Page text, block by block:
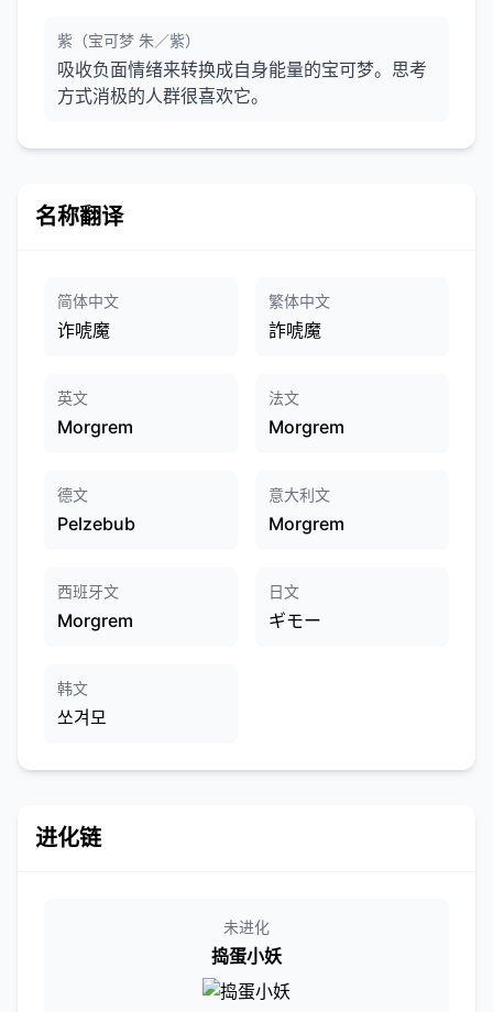
紫（宝可梦 朱／紫）
吸收负面情绪来转换成自身能量的宝可梦。思考
方式消极的人群很喜欢它。
名称翻译
简体中文
诈唬魔
繁体中文
詐唬魔
英文
Morgrem
法文
Morgrem
德文
Pelzebub
意大利文
Morgrem
西班牙文
Morgrem
日文
ギモー
韩文
쏘겨모
进化链
未进化
捣蛋小妖